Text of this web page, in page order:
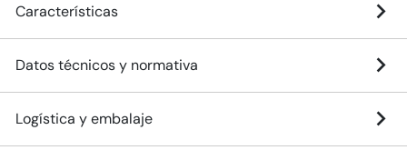
Características
Datos técnicos y normativa
Logística y embalaje